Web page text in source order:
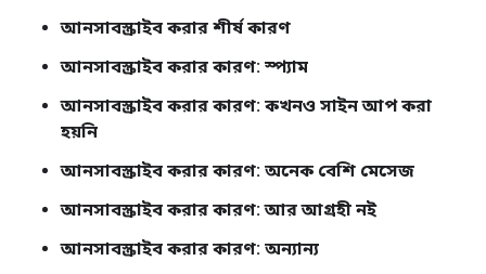
আনসাবস্ক্রাইব করার শীর্ষ কারণ
আনসাবস্ক্রাইব করার কারণ: স্প্যাম
আনসাবস্ক্রাইব করার কারণ: কখনও সাইন আপ করা
হয়নি
আনসাবস্ক্রাইব করার কারণ: অনেক বেশি মেসেজ
আনসাবস্ক্রাইব করার কারণ: আর আগ্রহী নই
আনসাবস্ক্রাইব করার কারণ: অন্যান্য